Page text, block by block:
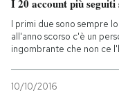
Internet
Scienza
Cultura
Economia
I 20 account più
I primi due sono sempre
all'anno scorso c'è un
ingombrante che non ce
10/10/2016